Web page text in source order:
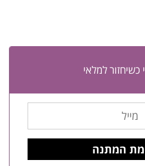
כשיחזור למלאי